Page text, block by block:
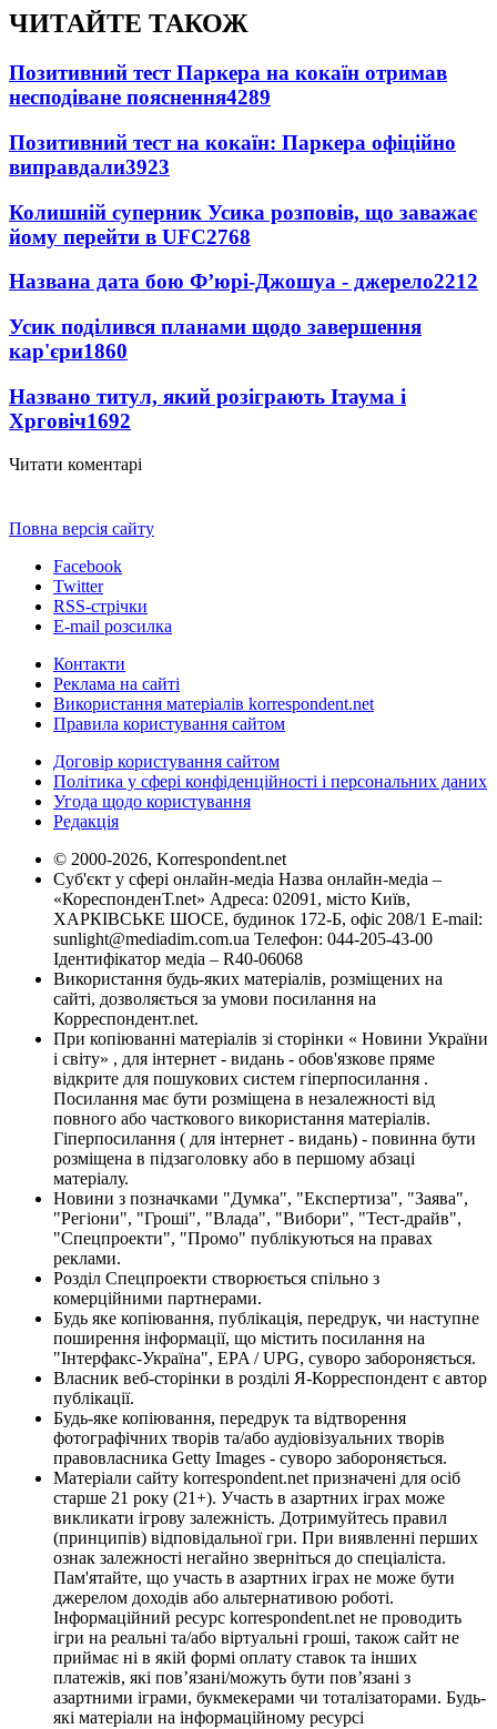
ЧИТАЙТЕ ТАКОЖ
Позитивний тест Паркера на кокаїн отримав
несподіване пояснення4289
Позитивний тест на кокаїн: Паркера офіційно
виправдали3923
Колишній суперник Усика розповів, що заважає
йому перейти в UFC2768
Названа дата бою Ф’юрі-Джошуа - джерело2212
Усик поділився планами щодо завершення
кар'єри1860
Названо титул, який розіграють Ітаума і
Хрговіч1692
Читати коментарі
Повна версія сайту
Facebook
Twitter
RSS-стрічки
E-mail розсилка
Контакти
Реклама на сайті
Використання матеріалів korrespondent.net
Правила користування сайтом
Договір користування сайтом
Політика у сфері конфіденційності і персональних даних
Угода щодо користування
Редакція
© 2000-2026, Korrespondent.net
Суб'єкт у сфері онлайн-медіа Назва онлайн-медіа –
«КореспонденТ.net» Адреса: 02091, місто Київ,
ХАРКІВСЬКЕ ШОСЕ, будинок 172-Б, офіс 208/1 E-mail:
sunlight@mediadim.com.ua Телефон: 044-205-43-00
Ідентифікатор медіа – R40-06068
Використання будь-яких матеріалів, розміщених на
сайті, дозволяється за умови посилання на
Корреспондент.net.
При копіюванні матеріалів зі сторінки « Новини України
і світу» , для інтернет - видань - обов'язкове пряме
відкрите для пошукових систем гіперпосилання .
Посилання має бути розміщена в незалежності від
повного або часткового використання матеріалів.
Гіперпосилання ( для інтернет - видань) - повинна бути
розміщена в підзаголовку або в першому абзаці
матеріалу.
Новини з позначками "Думка", "Експертиза", "Заява",
"Регіони", "Гроші", "Влада", "Вибори", "Тест-драйв",
"Спецпроекти", "Промо" публікуються на правах
реклами.
Розділ Спецпроекти створюється спільно з
комерційними партнерами.
Будь яке копіювання, публікація, передрук, чи наступне
поширення інформації, що містить посилання на
"Інтерфакс-Україна", EPA / UPG, суворо забороняється.
Власник веб-сторінки в розділі Я-Корреспондент є автор
публікації.
Будь-яке копіювання, передрук та відтворення
фотографічних творів та/або аудіовізуальних творів
правовласника Getty Images - суворо забороняється.
Матеріали сайту korrespondent.net призначені для осіб
старше 21 року (21+). Участь в азартних іграх може
викликати ігрову залежність. Дотримуйтесь правил
(принципів) відповідальної гри. При виявленні перших
ознак залежності негайно зверніться до спеціаліста.
Пам'ятайте, що участь в азартних іграх не може бути
джерелом доходів або альтернативою роботі.
Інформаційний ресурс korrespondent.net не проводить
ігри на реальні та/або віртуальні гроші, також сайт не
приймає ні в якій формі оплату ставок та інших
платежів, які пов’язані/можуть бути пов’язані з
азартними іграми, букмекерами чи тоталізаторами. Будь-
які матеріали на інформаційному ресурсі